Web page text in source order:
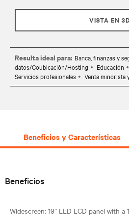
VISTA EN 3D
Resulta ideal para: Banca, finanzas y
datos/Coubicación/Hosting
Educación
Servicios profesionales
Venta minorista
Beneficios y Características
Beneficios
Widescreen: 19” LED LCD panel with a